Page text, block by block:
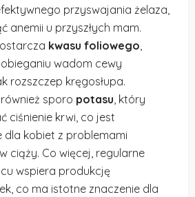
przyswajania żelaza,
anemii u przyszłych mam.
kwasu foliowego,
wadom cewy
rozszczep kręgosłupa.
sporo potasu, który
ciśnienie krwi, co jest
dla kobiet z problemami
ciąży. Co więcej, regularne
wspiera produkcję
co ma istotne znaczenie dla